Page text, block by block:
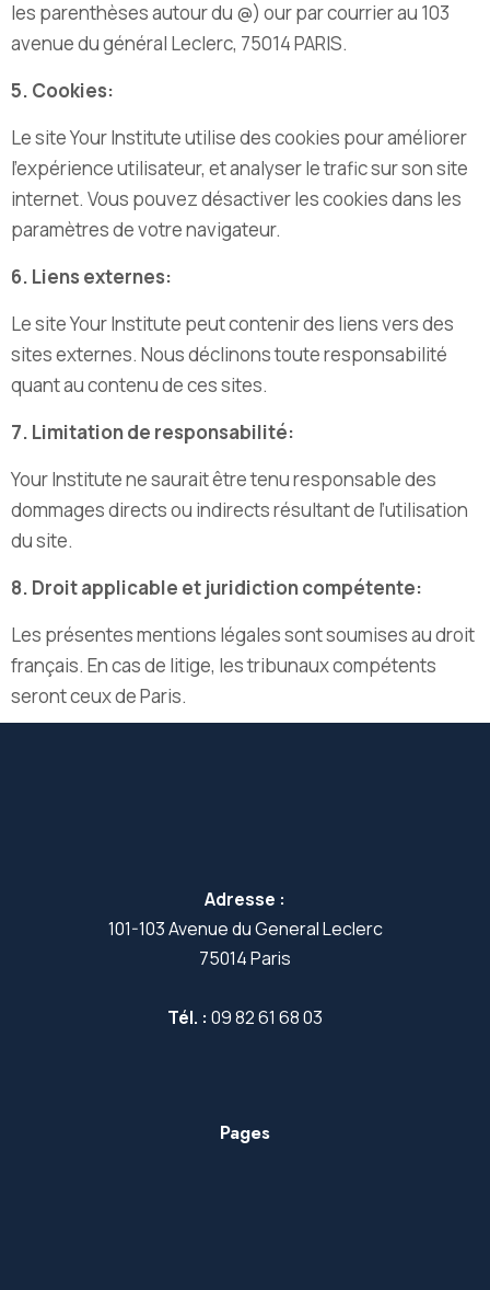
les parenthèses autour du @) our par courrier au 103
avenue du général Leclerc, 75014 PARIS.
5. Cookies:
Le site Your Institute utilise des cookies pour améliorer
l’expérience utilisateur, et analyser le trafic sur son site
internet. Vous pouvez désactiver les cookies dans les
paramètres de votre navigateur.
6. Liens externes:
Le site Your Institute peut contenir des liens vers des
sites externes. Nous déclinons toute responsabilité
quant au contenu de ces sites.
7. Limitation de responsabilité:
Your Institute ne saurait être tenu responsable des
dommages directs ou indirects résultant de l’utilisation
du site.
8. Droit applicable et juridiction compétente:
Les présentes mentions légales sont soumises au droit
français. En cas de litige, les tribunaux compétents
seront ceux de Paris.
Adresse :
101-103 Avenue du General Leclerc
75014 Paris
Tél. : 09 82 61 68 03
Pages